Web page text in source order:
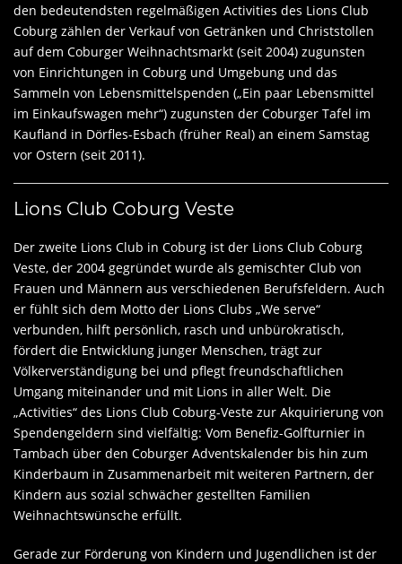
den bedeutendsten regelmäßigen Activities des Lions Club
Coburg zählen der Verkauf von Getränken und Christstollen
auf dem Coburger Weihnachtsmarkt (seit 2004) zugunsten
von Einrichtungen in Coburg und Umgebung und das
Sammeln von Lebensmittelspenden („Ein paar Lebensmittel
im Einkaufswagen mehr“) zugunsten der Coburger Tafel im
Kaufland in Dörfles-Esbach (früher Real) an einem Samstag
vor Ostern (seit 2011).
Lions Club Coburg Veste
Der zweite Lions Club in Coburg ist der Lions Club Coburg
Veste, der 2004 gegründet wurde als gemischter Club von
Frauen und Männern aus verschiedenen Berufsfeldern. Auch
er fühlt sich dem Motto der Lions Clubs „We serve“
verbunden, hilft persönlich, rasch und unbürokratisch,
fördert die Entwicklung junger Menschen, trägt zur
Völkerverständigung bei und pflegt freundschaftlichen
Umgang miteinander und mit Lions in aller Welt. Die
„Activities“ des Lions Club Coburg-Veste zur Akquirierung von
Spendengeldern sind vielfältig: Vom Benefiz-Golfturnier in
Tambach über den Coburger Adventskalender bis hin zum
Kinderbaum in Zusammenarbeit mit weiteren Partnern, der
Kindern aus sozial schwächer gestellten Familien
Weihnachtswünsche erfüllt.
Gerade zur Förderung von Kindern und Jugendlichen ist der